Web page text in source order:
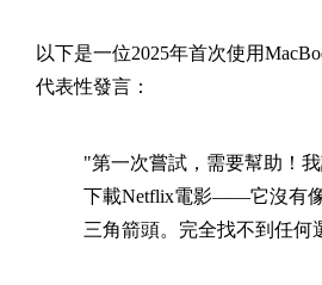
以下是一位2025年首次使用
代表性發言：
"第一次嘗試，需要幫助！
下載Netflix電影——它沒有
三角箭頭。完全找不到任何